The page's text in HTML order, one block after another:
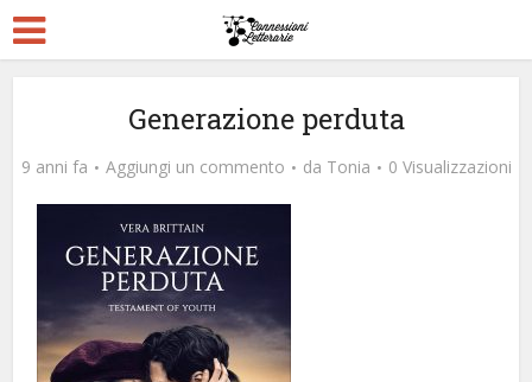
Generazione perduta
9 anni fa Aggiungi un commento da Tonia 0 Visualizzazioni